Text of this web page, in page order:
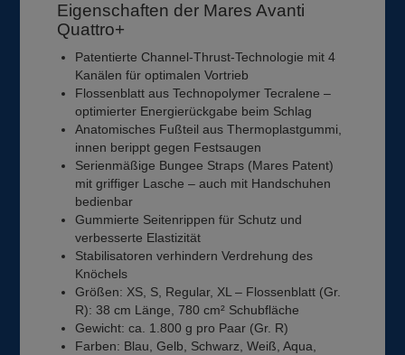
Eigenschaften der Mares Avanti
Quattro+
Patentierte Channel-Thrust-Technologie mit 4
Kanälen für optimalen Vortrieb
Flossenblatt aus Technopolymer Tecralene –
optimierter Energierückgabe beim Schlag
Anatomisches Fußteil aus Thermoplastgummi,
innen berippt gegen Festsaugen
Serienmäßige Bungee Straps (Mares Patent)
mit griffiger Lasche – auch mit Handschuhen
bedienbar
Gummierte Seitenrippen für Schutz und
verbesserte Elastizität
Stabilisatoren verhindern Verdrehung des
Knöchels
Größen: XS, S, Regular, XL – Flossenblatt (Gr.
R): 38 cm Länge, 780 cm² Schubfläche
Gewicht: ca. 1.800 g pro Paar (Gr. R)
Farben: Blau, Gelb, Schwarz, Weiß, Aqua,